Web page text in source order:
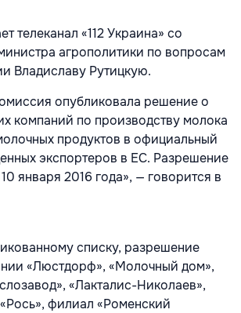
телеканал «112 Украина» со
агрополитики по вопросам
Владиславу Рутицкую.
опубликовала решение о
компаний по производству молока
продуктов в официальный
экспортеров в ЕС. Разрешение
января 2016 года», — говорится в
списку, разрешение
«Люстдорф», «Молочный дом»,
«Лакталис-Николаев»,
филиал «Роменский